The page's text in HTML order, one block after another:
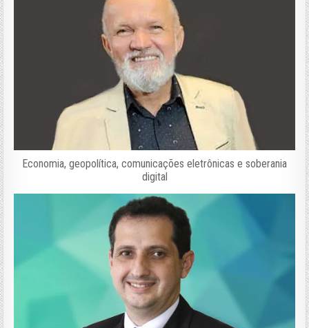
Economia, geopolítica, comunicações eletrônicas e soberania
digital